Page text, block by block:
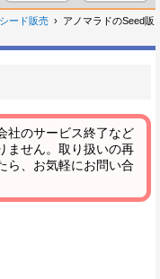
シード販売
アノマラドのSeed販
社のサービス終了など
ません。取り扱いの再
ら、お気軽にお問い合